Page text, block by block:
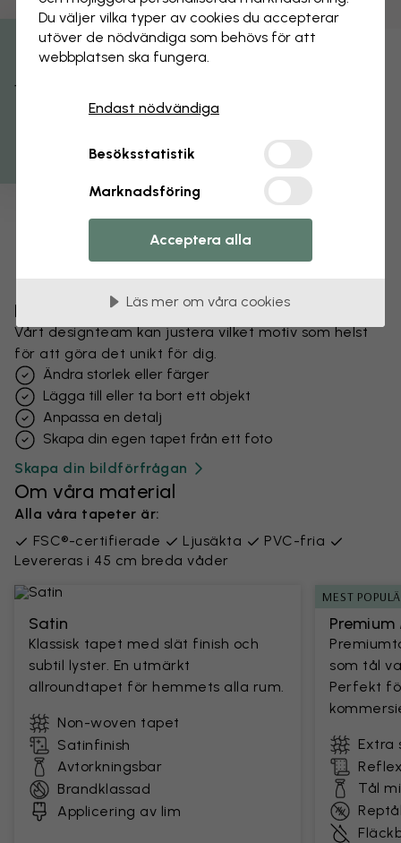
Förändra din tapet
Vårt designteam kan justera vilket motiv som helst
för att göra det unikt för dig.
Ändra storlek eller färger
Lägga till eller ta bort ett objekt
Anpassa en detalj
Skapa din egen tapet från ett foto
Skapa din bildförfrågan
Om våra material
Alla våra tapeter är:
FSC®-certifierade
Ljusäkta
PVC-fria
Levereras i 45 cm breda våder
Satin
Klassisk tapet med slät finish och
subtil lyster. En utmärkt
allroundtapet för hemmets alla rum.
Non-woven tapet
Satinfinish
Avtorkningsbar
Brandklassad
Applicering av lim
MEST
som tål
Perfekt
Extra
Tål
Få 15% rabatt
Du väljer vilka typer av cookies du accepterar
utöver de nödvändiga som behövs för att
webbplatsen ska fungera.
Endast nödvändiga
Besöksstatistik
Marknadsföring
Acceptera alla
Läs mer om våra cookies